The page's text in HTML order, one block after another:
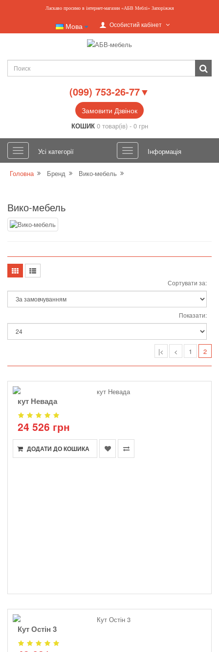
Ласкаво просимо в інтернет-магазин «АБВ Меблі» Запоріжжя
Мова Особистий кабінет
(099) 753-26-77▼
Замовити Дзвінок
КОШИК 0 товар(ів) - 0 грн
Усі категорії Інформація
Головна Бренд Вико-мебель
Вико-мебель
Сортувати за:
Показати:
|< < 1 2
кут Невада
24 526 грн
ДОДАТИ ДО КОШИКА
Кут Остін 3